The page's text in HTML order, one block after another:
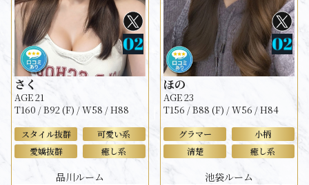
さく
AGE 21
T160 / B92 (F) / W58 / H88
スタイル抜群
可愛い系
愛嬌抜群
癒し系
品川ルーム
ほの
AGE 23
T156 / B88 (F) / W56 / H84
グラマー
小柄
清楚
癒し系
池袋ルーム